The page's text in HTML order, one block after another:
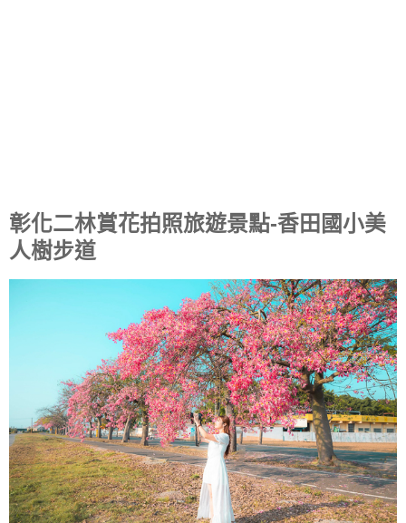
彰化二林賞花拍照旅遊景點-香田國小美
人樹步道